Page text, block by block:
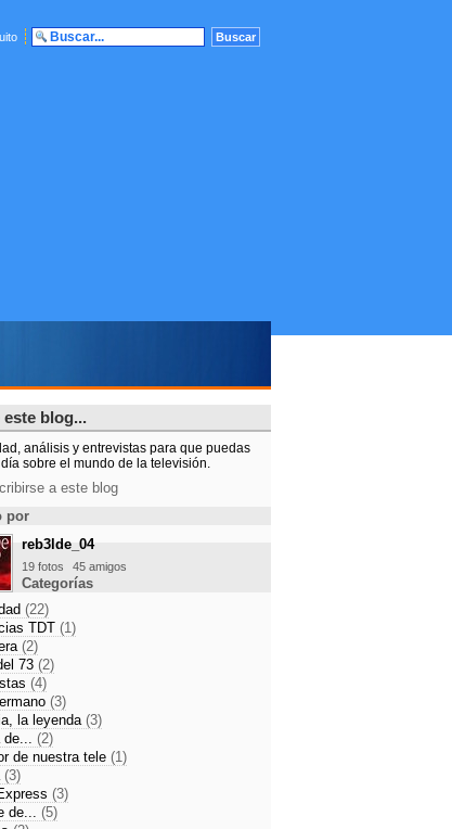
este blog...
análisis y entrevistas para que puedas
sobre el mundo de la televisión.
a este blog
por
reb3lde_04
19 fotos 45 amigos
Categorías
(22)
TDT (1)
(2)
73 (2)
(4)
(3)
la leyenda (3)
de... (2)
de nuestra tele (1)
(3)
(3)
de... (5)